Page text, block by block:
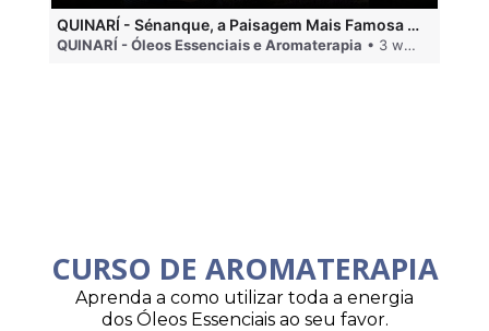
QUINARÍ - Sénanque, a Paisagem Mais Famosa da Aromaterapia
QUINARÍ - Óleos Essenciais e Aromaterapia • 3 weeks ago
CURSO DE AROMATERAPIA
Aprenda a como utilizar toda a energia
dos Óleos Essenciais ao seu favor.